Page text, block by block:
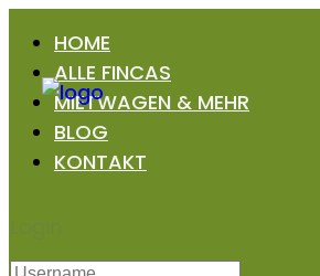
HOME
ALLE FINCAS
MIETWAGEN & MEHR
BLOG
KONTAKT
Login